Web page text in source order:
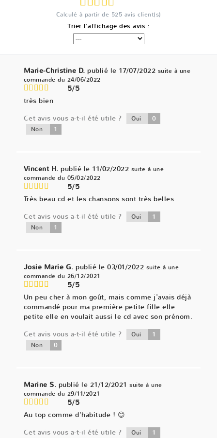
Calculé à partir de 525 avis client(s)
Trier l'affichage des avis :
Marie-Christine D.publié le 17/07/2022 suite à une
commande du 24/06/2022
5/5
très bien
Cet avis vous a-t-il été utile ?
Oui 0
Non 1
Vincent H.publié le 11/02/2022 suite à une
commande du 05/02/2022
5/5
Très beau cd et les chansons sont très belles.
Cet avis vous a-t-il été utile ?
Oui 1
Non 1
Josie Marie G.publié le 03/01/2022 suite à une
commande du 26/12/2021
5/5
Un peu cher à mon goût, mais comme j'avais déjà
commandé pour ma première petite fille elle
petite elle en voulait aussi le cd avec son prénom.
Cet avis vous a-t-il été utile ?
Oui 1
Non 0
Marine S. publié le 21/12/2021 suite à une
commande du 29/11/2021
5/5
Au top comme d'habitude ! 😊
Cet avis vous a-t-il été utile ?
Oui 1